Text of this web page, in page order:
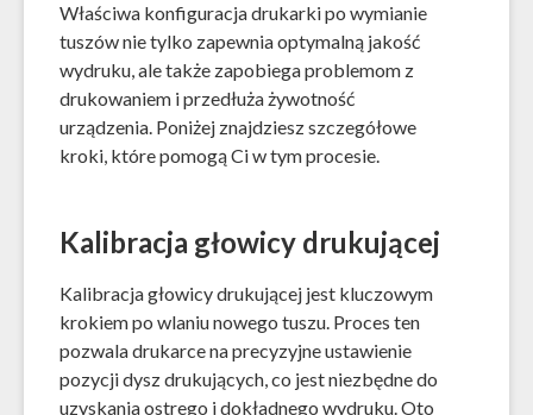
Właściwa konfiguracja drukarki po wymianie
tuszów nie tylko zapewnia optymalną jakość
wydruku, ale także zapobiega problemom z
drukowaniem i przedłuża żywotność
urządzenia. Poniżej znajdziesz szczegółowe
kroki, które pomogą Ci w tym procesie.
Kalibracja głowicy drukującej
Kalibracja głowicy drukującej jest kluczowym
krokiem po wlaniu nowego tuszu. Proces ten
pozwala drukarce na precyzyjne ustawienie
pozycji dysz drukujących, co jest niezbędne do
uzyskania ostrego i dokładnego wydruku. Oto